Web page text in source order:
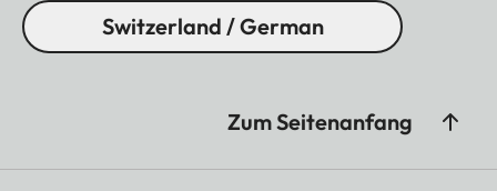
Switzerland / German
Zum Seitenanfang